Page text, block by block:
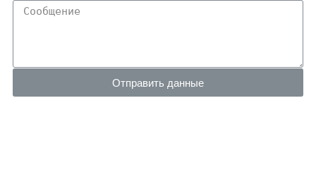
Отправить данные